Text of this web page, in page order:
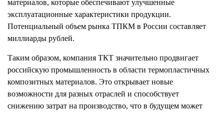
материалов, которые обеспечивают улучшенные
эксплуатационные характеристики продукции.
Потенциальный объем рынка ТПКМ в России составляет
миллиарды рублей.
Таким образом, компания ТКТ значительно продвигает
российскую промышленность в области термопластичных
композитных материалов. Это открывает новые
возможности для разных отраслей и способствует
снижению затрат на производство, что в будущем может